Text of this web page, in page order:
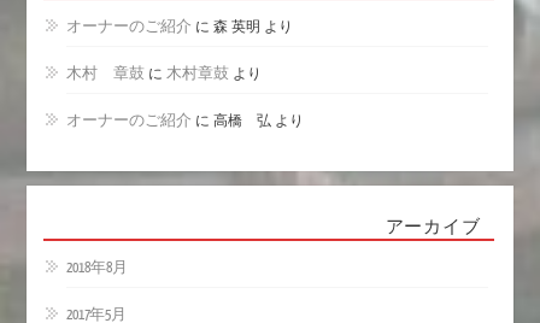
オーナーのご紹介 に 森 英明 より
木村 章鼓に 木村章鼓より
オーナーのご紹介 に 高橋 弘より
アーカイブ
2018年8月
2017年5月